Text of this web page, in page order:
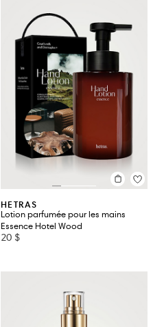
HETRAS
Lotion parfumée pour les mains
Essence Hotel Wood
20 $